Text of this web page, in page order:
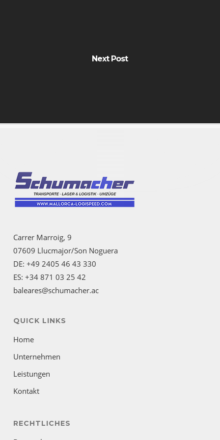
Next Post
Carrer Marroig, 9
07609 Llucmajor/Son Noguera
DE: +49 2405 46 43 330
ES: +34 871 03 25 42
baleares@schumacher.ac
QUICK LINKS
Home
Unternehmen
Leistungen
Kontakt
RECHTLICHES